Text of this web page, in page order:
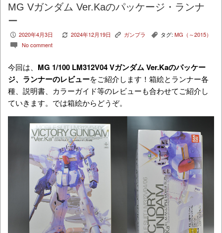
MG Vガンダム Ver.Kaのパッケージ・ランナ
ー
P 2020年4月3日 V 2024年12月19日 K ガンプラ , タグ: MG（～2015）
c No comment
今回は、 MG 1/100 LM312V04 Vガンダム Ver.Kaのパッケー
ジ、ランナーのレビューをご紹介します！箱絵とランナー各
種、説明書、カラーガイド等のレビューも合わせてご紹介し
ていきます。では箱絵からどうぞ。